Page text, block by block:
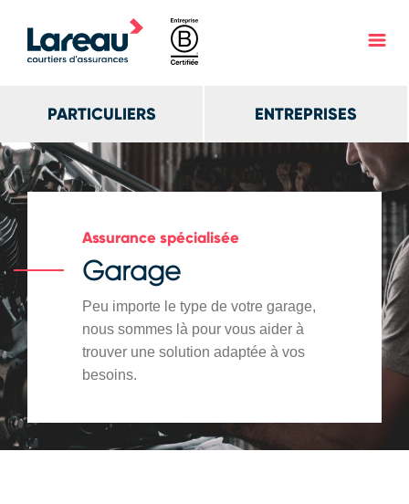
PARTICULIERS ENTREPRISES
Assurance spécialisée
Garage
Peu importe le type de votre garage,
nous sommes là pour vous aider à
trouver une solution adaptée à vos
besoins.